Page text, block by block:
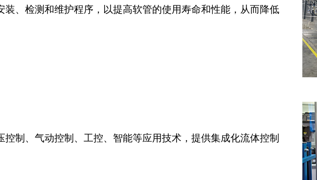
装、检测和维护程序，以提高软管的使用寿命和性能，从而降低
制、气动控制、工控、智能等应用技术，提供集成化流体控制